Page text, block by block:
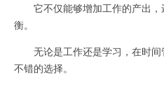
它不仅能够增加工作的产出，
衡。
无论是工作还是学习，在时间
不错的选择。